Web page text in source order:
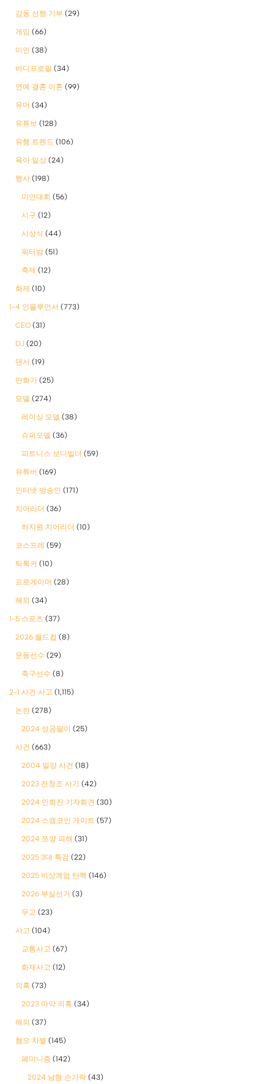
감동 선행 기부 (29)
게임 (66)
미인 (38)
바디프로필 (34)
연예 결혼 이혼 (99)
유머 (34)
유튜브 (128)
유행 트렌드 (106)
육아 일상 (24)
행사 (198)
미인대회 (56)
시구 (12)
시상식 (44)
워터밤 (51)
축제 (12)
화제 (10)
1-4 인플루언서 (773)
CEO (31)
DJ (20)
댄서 (19)
만화가 (25)
모델 (274)
레이싱 모델 (38)
슈퍼모델 (36)
피트니스 보디빌더 (59)
유튜버 (169)
인터넷 방송인 (171)
치어리더 (36)
하지원 치어리더 (10)
코스프레 (59)
틱톡커 (10)
프로게이머 (28)
해외 (34)
1-5 스포츠 (37)
2026 월드컵 (8)
운동선수 (29)
축구선수 (8)
2-1 사건 사고 (1,115)
논란 (278)
2024 성공팔이 (25)
사건 (663)
2004 밀양 사건 (18)
2023 전청조 사기 (42)
2024 민희진 기자회견 (30)
2024 스캠코인 게이트 (57)
2024 쯔양 피해 (31)
2025 3대 특검 (22)
2025 비상계엄 탄핵 (146)
2026 부실선거 (3)
무고 (23)
사고 (104)
교통사고 (67)
화재사고 (12)
의혹 (73)
2023 마약 의혹 (34)
해외 (37)
혐오 차별 (145)
폐미니즘 (142)
2024 남혐 손가락 (43)